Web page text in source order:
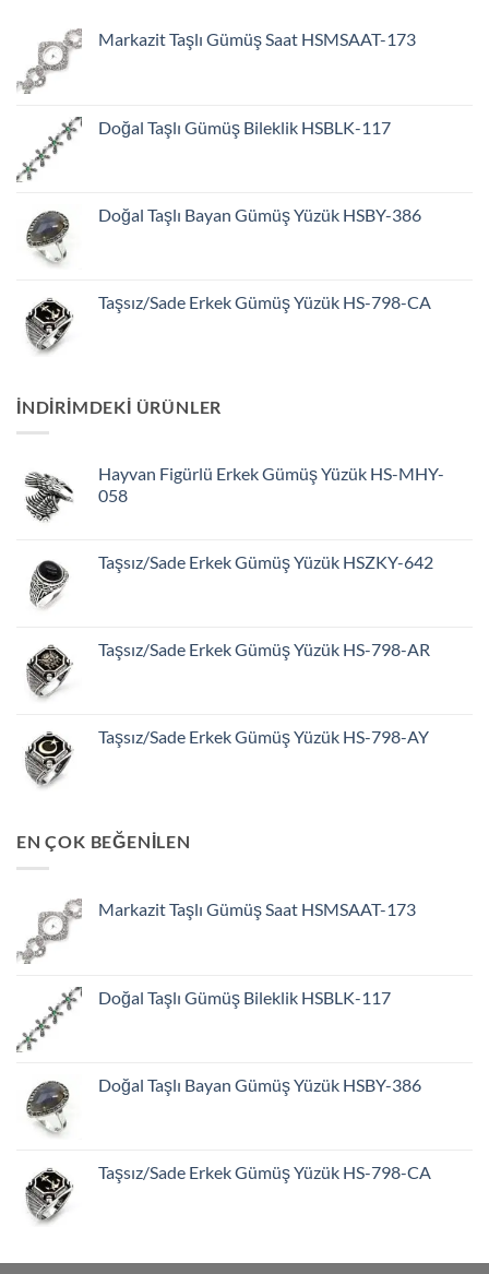
Markazit Taşlı Gümüş Saat HSMSAAT-173
Doğal Taşlı Gümüş Bileklik HSBLK-117
Doğal Taşlı Bayan Gümüş Yüzük HSBY-386
Taşsız/Sade Erkek Gümüş Yüzük HS-798-CA
INDIRIMDEKI ÜRÜNLER
Hayvan Figürlü Erkek Gümüş Yüzük HS-MHY-
058
Taşsız/Sade Erkek Gümüş Yüzük HSZKY-642
Taşsız/Sade Erkek Gümüş Yüzük HS-798-AR
Taşsız/Sade Erkek Gümüş Yüzük HS-798-AY
EN ÇOK BEĞENİLEN
Markazit Taşlı Gümüş Saat HSMSAAT-173
Doğal Taşlı Gümüş Bileklik HSBLK-117
Doğal Taşlı Bayan Gümüş Yüzük HSBY-386
Taşsız/Sade Erkek Gümüş Yüzük HS-798-CA